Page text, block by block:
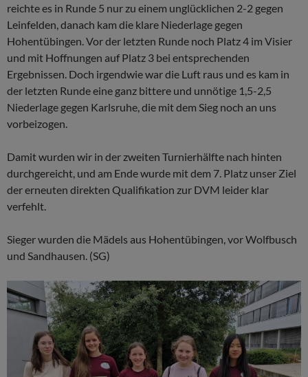
reichte es in Runde 5 nur zu einem unglücklichen 2-2 gegen
Leinfelden, danach kam die klare Niederlage gegen
Hohentübingen. Vor der letzten Runde noch Platz 4 im Visier
und mit Hoffnungen auf Platz 3 bei entsprechenden
Ergebnissen. Doch irgendwie war die Luft raus und es kam in
der letzten Runde eine ganz bittere und unnötige 1,5-2,5
Niederlage gegen Karlsruhe, die mit dem Sieg noch an uns
vorbeizogen.
Damit wurden wir in der zweiten Turnierhälfte nach hinten
durchgereicht, und am Ende wurde mit dem 7. Platz unser Ziel
der erneuten direkten Qualifikation zur DVM leider klar
verfehlt.
Sieger wurden die Mädels aus Hohentübingen, vor Wolfbusch
und Sandhausen. (SG)